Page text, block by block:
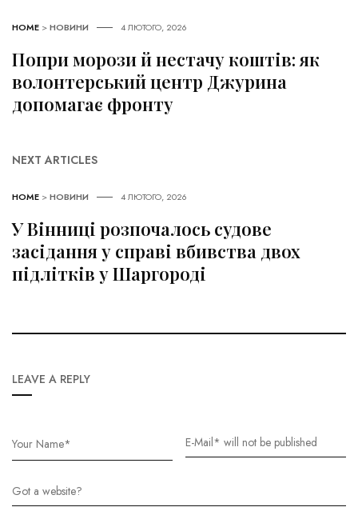
HOME >НОВИНИ 4 ЛЮТОГО, 2026
Попри морози й нестачу коштів: як
волонтерський центр Джурина
допомагає фронту
NEXT ARTICLES
HOME >НОВИНИ 4 ЛЮТОГО, 2026
У Вінниці розпочалось судове
засідання у справі вбивства двох
підлітків у Шаргороді
LEAVE A REPLY